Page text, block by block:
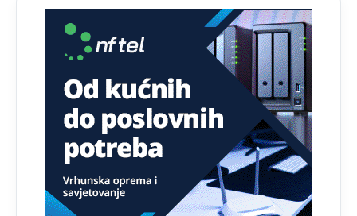
Анонимно2807895 јуче 12:18
Drzi pod kontrolom tri stvari jezik,karakter i
ponasanje...Uzivotu brani tri stvari:cast,prijatelja i
slabije.Iz zivota iskljuci tri stvari uvredu,neznanje i
dok si ziv gaji tri stvari dobrotu,pamet i
prijateljstvo!!
Анонимно2806721 јуче 12:39
791 BiH nije priznala Kosovo kao nezavisnu državu jer
genocidna tvorevina pravi smetnju a recimo Srbija je
davnopriznala.Nasvakom proizvodu iz Srbije stoji -
uvoznik za Kosovo